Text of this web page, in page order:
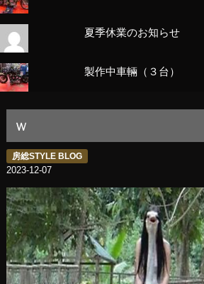
夏季休業のお知らせ
製作中車輛（３台）
ｗ
房総STYLE BLOG
2023-12-07